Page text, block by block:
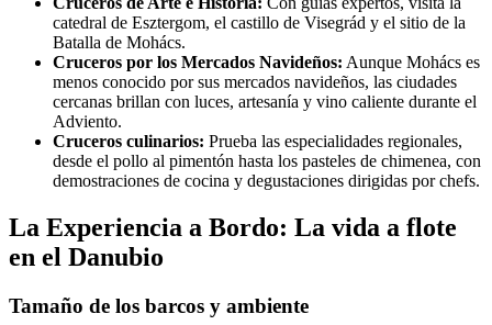
catedral de Esztergom, el castillo de Visegrád y el sitio de la
Batalla de Mohács.
Cruceros por los Mercados Navideños: Aunque Mohács es
menos conocido por sus mercados navideños, las ciudades
cercanas brillan con luces, artesanía y vino caliente durante el
Adviento.
Cruceros culinarios: Prueba las especialidades regionales,
desde el pollo al pimentón hasta los pasteles de chimenea, con
demostraciones de cocina y degustaciones dirigidas por chefs.
La Experiencia a Bordo: La vida a flote
en el Danubio
Tamaño de los barcos y ambiente